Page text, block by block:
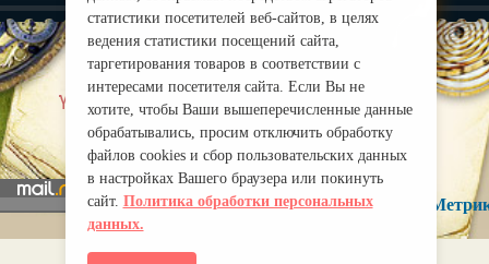
Yaklas?k
Правила
mirprognoz@mail.ru
статистики посетителей веб-сайтов, в целях
ведения статистики посещений сайта,
таргетирования товаров в соответствии с
интересами посетителя сайта. Если Вы не
хотите, чтобы Ваши вышеперечисленные данные
обрабатывались, просим отключить обработку
файлов cookies и сбор пользовательских данных
в настройках Вашего браузера или покинуть
сайт. Политика обработки персональных
данных.